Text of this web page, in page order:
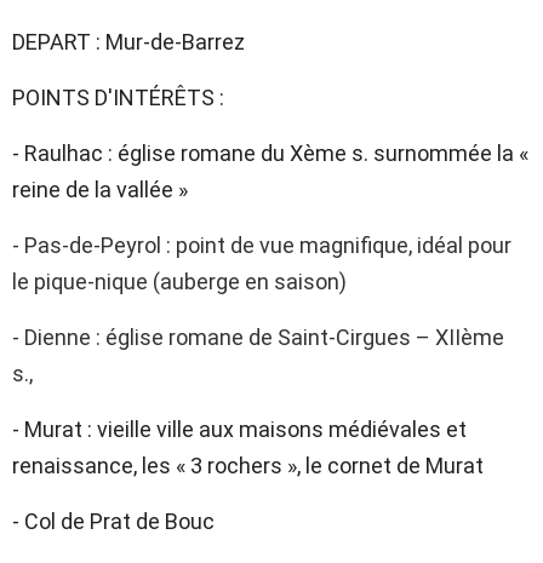
DEPART : Mur-de-Barrez
POINTS D'INTÉRÊTS :
- Raulhac : église romane du Xème s. surnommée la «
reine de la vallée »
- Pas-de-Peyrol : point de vue magnifique, idéal pour
le pique-nique (auberge en saison)
- Dienne : église romane de Saint-Cirgues – XIIème
s.,
- Murat : vieille ville aux maisons médiévales et
renaissance, les « 3 rochers », le cornet de Murat
- Col de Prat de Bouc